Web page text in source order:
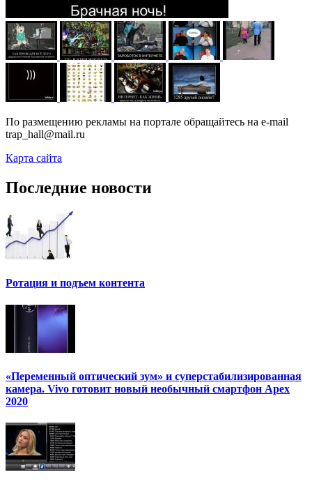
По размещению рекламы на портале обращайтесь на e-mail
trap_hall@mail.ru
Карта сайта
Последние новости
Ротация и подъем контента
«Переменный оптический зум» и суперстабилизированная
камера. Vivo готовит новый необычный смартфон Apex
2020